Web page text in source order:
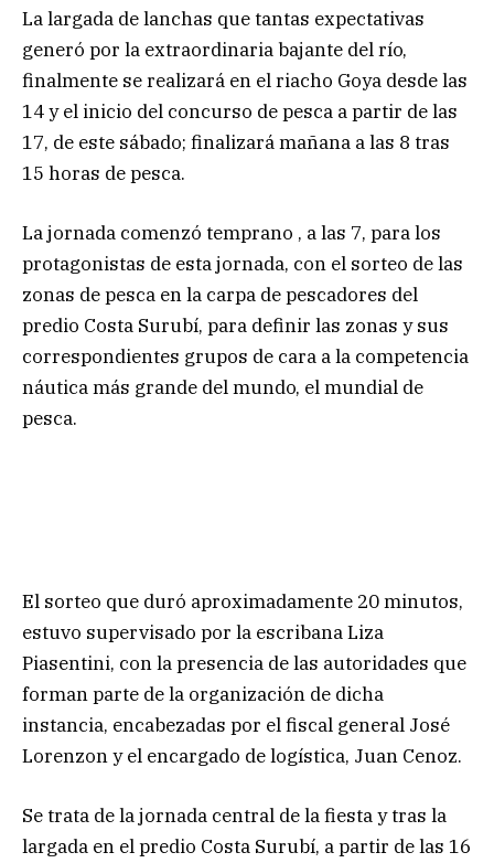
La largada de lanchas que tantas expectativas
generó por la extraordinaria bajante del río,
finalmente se realizará en el riacho Goya desde las
14 y el inicio del concurso de pesca a partir de las
17, de este sábado; finalizará mañana a las 8 tras
15 horas de pesca.
La jornada comenzó temprano , a las 7, para los
protagonistas de esta jornada, con el sorteo de las
zonas de pesca en la carpa de pescadores del
predio Costa Surubí, para definir las zonas y sus
correspondientes grupos de cara a la competencia
náutica más grande del mundo, el mundial de
pesca.
El sorteo que duró aproximadamente 20 minutos,
estuvo supervisado por la escribana Liza
Piasentini, con la presencia de las autoridades que
forman parte de la organización de dicha
instancia, encabezadas por el fiscal general José
Lorenzon y el encargado de logística, Juan Cenoz.
Se trata de la jornada central de la fiesta y tras la
largada en el predio Costa Surubí, a partir de las 16